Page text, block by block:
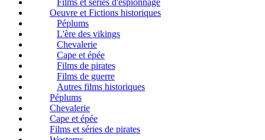
Oeuvre et Fictions historiques
Péplums
L'ère des vikings
Chevalerie
Cape et épée
Films de pirates
Films de guerre
Autres films historiques
Péplums
Chevalerie
Cape et épée
Films et séries de pirates